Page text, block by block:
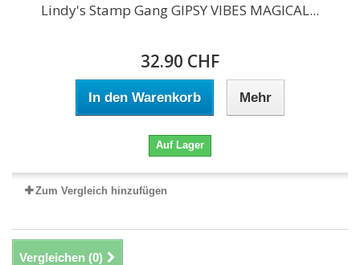
Lindy's Stamp Gang GIPSY VIBES MAGICAL...
32.90 CHF
In den Warenkorb Mehr
Auf Lager
Zum Vergleich hinzufügen
Vergleichen (0)